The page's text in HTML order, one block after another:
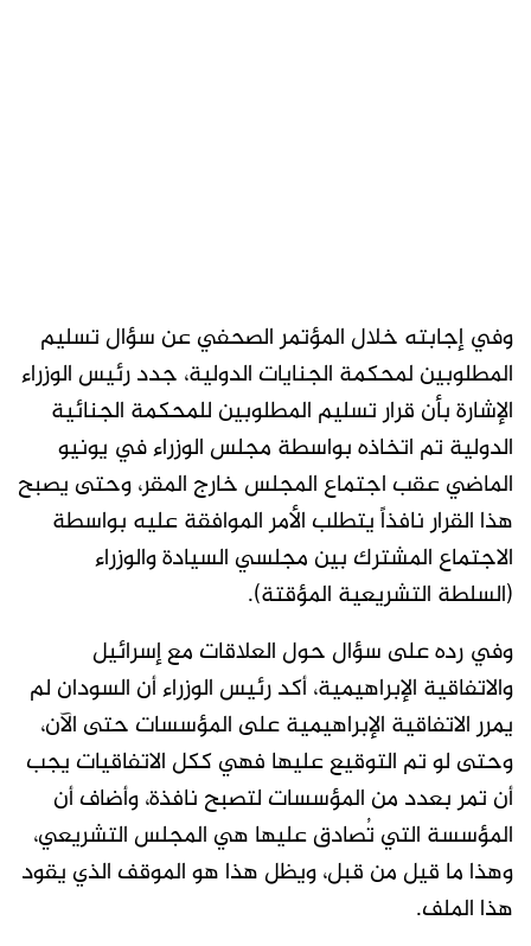
وفي إجابته خلال المؤتمر الصحفي عن سؤال تسليم
المطلوبين لمحكمة الجنايات الدولية، جدد رئيس الوزراء
الإشارة بأن قرار تسليم المطلوبين للمحكمة الجنائية
الدولية تم اتخاذه بواسطة مجلس الوزراء في يونيو
الماضي عقب اجتماع المجلس خارج المقر، وحتى يصبح
هذا القرار نافذاً يتطلب الأمر الموافقة عليه بواسطة
الاجتماع المشترك بين مجلسي السيادة والوزراء
(السلطة التشريعية المؤقتة).
وفي رده على سؤال حول العلاقات مع إسرائيل
والاتفاقية الإبراهيمية، أكد رئيس الوزراء أن السودان لم
يمرر الاتفاقية الإبراهيمية على المؤسسات حتى الآن،
وحتى لو تم التوقيع عليها فهي ككل الاتفاقيات يجب
أن تمر بعدد من المؤسسات لتصبح نافذة، وأضاف أن
المؤسسة التي تُصادق عليها هي المجلس التشريعي،
وهذا ما قيل من قبل، ويظل هذا هو الموقف الذي يقود
هذا الملف.